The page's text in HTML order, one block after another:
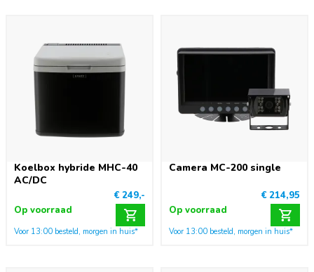
Koelbox hybride MHC-40
AC/DC
€ 249,-
Op voorraad
Voor 13:00 besteld, morgen in huis*
Camera MC-200 single
€ 214,95
Op voorraad
Voor 13:00 besteld, morgen in huis*